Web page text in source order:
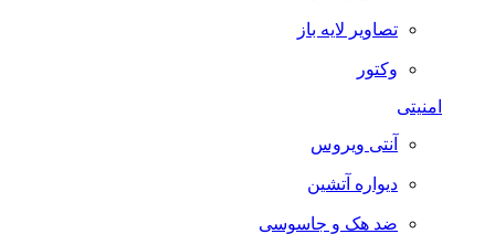
تصاویر لایه باز
وکتور
آنتی ویروس
دیواره آتشین
ضد هک و جاسوسی